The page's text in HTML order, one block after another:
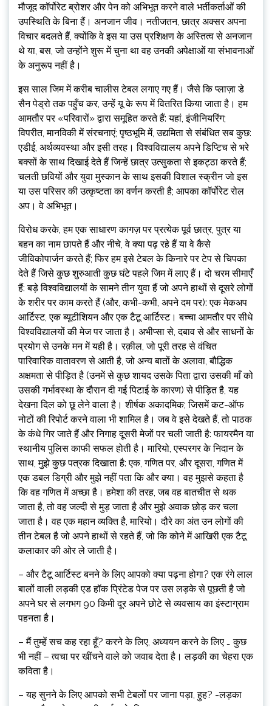
मौजूद कॉर्पोरेट ब्रोशर और पेन को अभिभूत करने वाले भर्तीकर्ताओं की
उपस्थिति के बिना हैं। अनजान जीव। नतीजतन, छात्र अक्सर अपना
विचार बदलते हैं, क्योंकि वे इस या उस प्रशिक्षण के अस्तित्व से अनजान
थे या, बस, जो उन्होंने शुरू में चुना था वह उनकी अपेक्षाओं या संभावनाओं
के अनुरूप नहीं है।
इस साल जिम में करीब चालीस टेबल लगाए गए हैं। जैसे कि प्लाज़ा डे
सैन पेड्रो तक पहुँच कर, उन्हें यू के रूप में वितरित किया जाता है। हम
आमतौर पर «परिवारों» द्वारा समूहित करते हैं: यहां, इंजीनियरिंग;
विपरीत, मानविकी में संरचनाएं; पृष्ठभूमि में, उद्यमिता से संबंधित सब कुछ:
एडीई, अर्थव्यवस्था और इसी तरह। विश्वविद्यालय अपने डिप्टिच से भरे
बक्सों के साथ दिखाई देते हैं जिन्हें छात्र उत्सुकता से इकट्ठा करते हैं;
चलती छवियों और युवा मुस्कान के साथ इसकी विशाल स्क्रीन जो इस
या उस परिसर की उत्कृष्टता का वर्णन करती है; आपका कॉर्पोरेट रोल
अप। वे अभिभूत।
विरोध करके, हम एक साधारण कागज़ पर प्रत्येक पूर्व छात्र, पुत्र या
बहन का नाम छापते हैं और नीचे, वे क्या पढ़ रहे हैं या वे कैसे
जीविकोपार्जन करते हैं; फिर हम इसे टेबल के किनारे पर टेप से चिपका
देते हैं जिसे कुछ शुरुआती कुछ घंटे पहले जिम में लाए हैं। दो चरम सीमाएँ
हैं: बड़े विश्वविद्यालयों के सामने तीन युवा हैं जो अपने हाथों से दूसरे लोगों
के शरीर पर काम करते हैं (और, कभी-कभी, अपने दम पर): एक मेकअप
आर्टिस्ट, एक ब्यूटीशियन और एक टैटू आर्टिस्ट। बच्चा आमतौर पर सीधे
विश्वविद्यालयों की मेज पर जाता है। अभीप्सा से, दबाव से और साधनों के
प्रयोग से उनके मन में यही है। रक़ील, जो पूरी तरह से वंचित
पारिवारिक वातावरण से आती है, जो अन्य बातों के अलावा, बौद्धिक
अक्षमता से पीड़ित है (उनमें से कुछ शायद उसके पिता द्वारा उसकी माँ को
उसकी गर्भावस्था के दौरान दी गई पिटाई के कारण) से पीड़ित है, यह
देखना दिल को छू लेने वाला है। शीर्षक अकादमिक; जिसमें कट-ऑफ
नोटों की रिपोर्ट करने वाला भी शामिल है। जब वे इसे देखते हैं, तो पाठक
के कंधे गिर जाते हैं और निगाह दूसरी मेजों पर चली जाती है: फायरमैन या
स्थानीय पुलिस काफी सफल होती है। मारियो, एस्परगर के निदान के
साथ, मुझे कुछ पत्रक दिखाता है: एक, गणित पर, और दूसरा, गणित में
एक डबल डिग्री और मुझे नहीं पता कि और क्या। वह मुझसे कहता है
कि वह गणित में अच्छा है। हमेशा की तरह, जब वह बातचीत से थक
जाता है, तो वह जल्दी से मुड़ जाता है और मुझे अवाक छोड़ कर चला
जाता है। वह एक महान व्यक्ति है, मारियो। दौरे का अंत उन लोगों की
तीन टेबल है जो अपने हाथों से रहते हैं, जो कि कोने में आखिरी एक टैटू
कलाकार की ओर ले जाती है।
– और टैटू आर्टिस्ट बनने के लिए आपको क्या पढ़ना होगा? एक रंगे लाल
बालों वाली लड़की एड हॉक प्रिंटेड पेज पर उस लड़के से पूछती है जो
अपने घर से लगभग 90 किमी दूर अपने छोटे से व्यवसाय का इंस्टाग्राम
पहनता है।
– मैं तुम्हें सच कह रहा हूँ? करने के लिए, अध्ययन करने के लिए … कुछ
भी नहीं – त्वचा पर खींचने वाले को जवाब देता है। लड़की का चेहरा एक
कविता है।
– यह सुनने के लिए आपको सभी टेबलों पर जाना पड़ा, हुह? -लड़का